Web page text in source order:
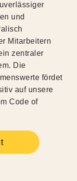
und
Mitarbeitern
zentraler
Die
fördet
auf unsere
Code of